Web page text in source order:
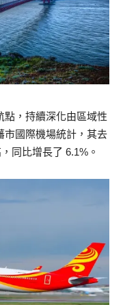
點，持續深化由區域性
市國際機場統計，其去
同比增長了 6.1%。